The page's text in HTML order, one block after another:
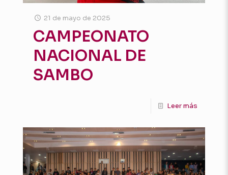
21 de mayo de 2025
CAMPEONATO
NACIONAL DE
SAMBO
Leer más